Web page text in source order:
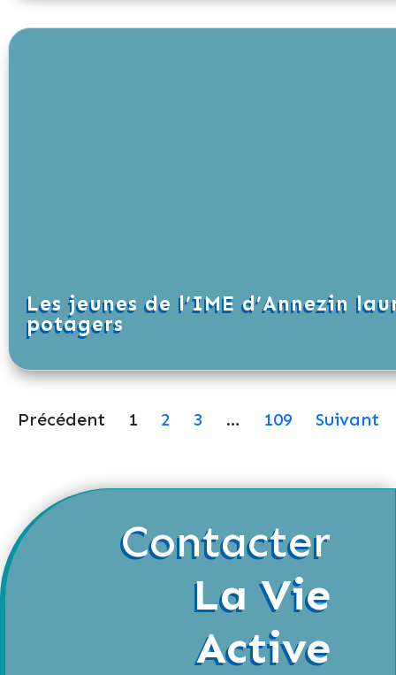
Les jeunes de l’IME d’Annezin
potagers
Précédent 1 2 3 … 109 Suivant
Contacter
La Vie
Active